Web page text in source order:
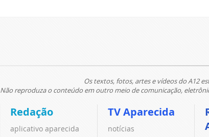
Os textos, fotos, artes e vídeos do A12
Não reproduza o conteúdo em outro meio de comunicação,
Redação
aplicativo aparecida
TV Aparecida
notícias